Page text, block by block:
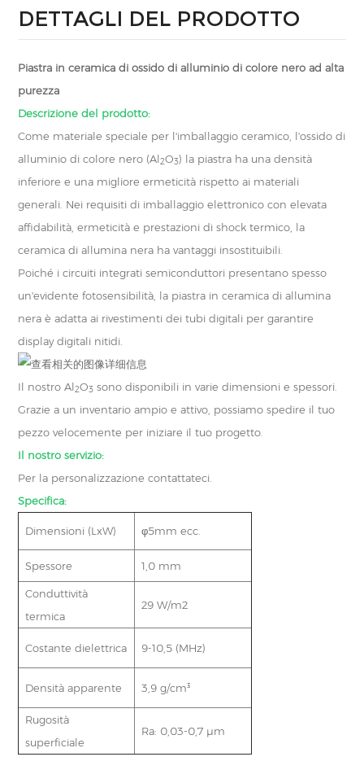
DETTAGLI DEL PRODOTTO
Piastra in ceramica di ossido di alluminio di colore nero ad alta
purezza
Descrizione del prodotto:
Come materiale speciale per l'imballaggio ceramico, l'ossido di
alluminio di colore nero (Al2O3) la piastra ha una densità
inferiore e una migliore ermeticità rispetto ai materiali
generali. Nei requisiti di imballaggio elettronico con elevata
affidabilità, ermeticità e prestazioni di shock termico, la
ceramica di allumina nera ha vantaggi insostituibili.
Poiché i circuiti integrati semiconduttori presentano spesso
un'evidente fotosensibilità, la piastra in ceramica di allumina
nera è adatta ai rivestimenti dei tubi digitali per garantire
display digitali nitidi.
Il nostro Al2O3 sono disponibili in varie dimensioni e spessori.
Grazie a un inventario ampio e attivo, possiamo spedire il tuo
pezzo velocemente per iniziare il tuo progetto.
Il nostro servizio:
Per la personalizzazione contattateci.
Specifica:
Dimensioni (LxW) φ5mm ecc.
Spessore 1,0 mm
Conduttività
termica
29 W/m2
Costante dielettrica 9-10,5 (MHz)
Densità apparente 3,9 g/cm³
Rugosità
superficiale
Ra: 0,03-0,7 μm